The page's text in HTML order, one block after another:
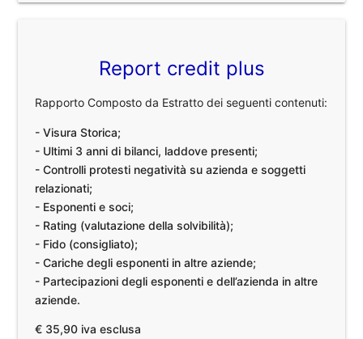
Report credit plus
Rapporto Composto da Estratto dei seguenti contenuti:
- Visura Storica;
- Ultimi 3 anni di bilanci, laddove presenti;
- Controlli protesti negatività su azienda e soggetti
relazionati;
- Esponenti e soci;
- Rating (valutazione della solvibilità);
- Fido (consigliato);
- Cariche degli esponenti in altre aziende;
- Partecipazioni degli esponenti e dell’azienda in altre
aziende.
€ 35,90 iva esclusa